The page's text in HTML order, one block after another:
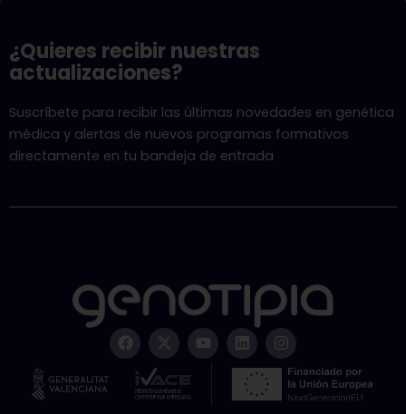
¿Quieres recibir nuestras
actualizaciones?
Suscríbete para recibir las últimas novedades en genética
médica y alertas de nuevos programas formativos
directamente en tu bandeja de entrada
F
a
c
X
-
t
w
i
Y
o
u
L
i
n
k
e
I
n
s
a